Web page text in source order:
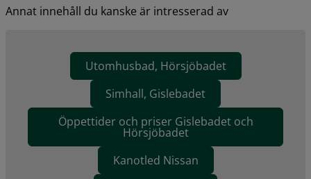
Annat innehåll du kanske är intresserad av
Utomhusbad, Hörsjöbadet
Simhall, Gislebadet
Öppettider och priser Gislebadet och
Hörsjöbadet
Kanotled Nissan